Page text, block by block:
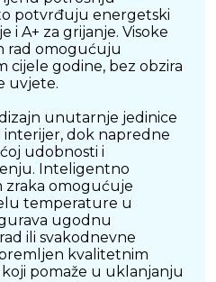
potvrđuju energetski
i A+ za grijanje. Visoke
rad omogućuju
godine, bez obzira
uvjete.
unutarnje jedinice
interijer, dok napredne
udobnosti i
Inteligentno
omogućuje
temperature u
ugodnu
ili svakodnevne
kvalitetnim
pomaže u uklanjanju